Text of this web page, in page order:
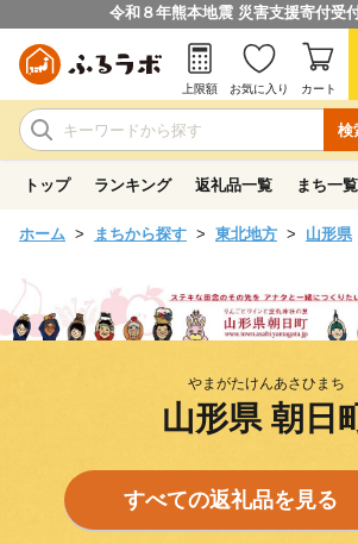
令和８年熊本地震 災害支援寄付受
検
上限額 お気に入り カート
トップ ランキング 返礼品一覧 まち一覧
ホーム まちから探す 東北地方 山形県
やまがたけんあさひまち
山形県 朝日
すべての返礼品を見る